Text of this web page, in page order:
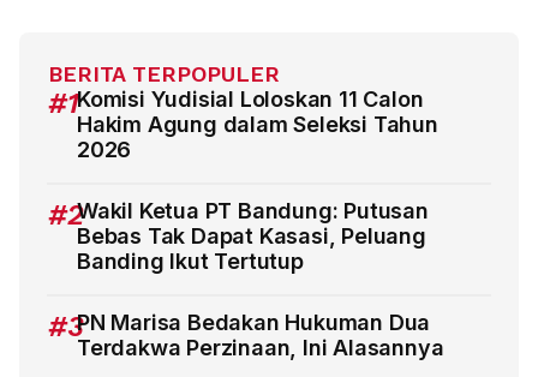
BERITA TERPOPULER
#1Komisi Yudisial Loloskan 11 Calon
Hakim Agung dalam Seleksi Tahun
2026
#2Wakil Ketua PT Bandung: Putusan
Bebas Tak Dapat Kasasi, Peluang
Banding Ikut Tertutup
#3PN Marisa Bedakan Hukuman Dua
Terdakwa Perzinaan, Ini Alasannya